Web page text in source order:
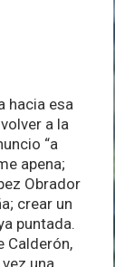
hacia esa
a la
“a
apena;
Obrador
crear un
puntada.
Calderón,
una